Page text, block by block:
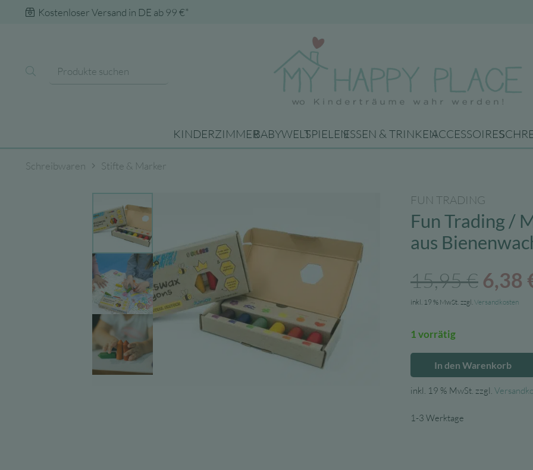
Kostenloser Versand in DE ab 99 €*
KINDERZIMMERBABYWELTSPIELENESSEN & TRINKENACCESSOIRES
Schreibwaren Stifte & Marker
FUN TRADING
Fun Trading /
aus
15,95€
Preis
15,95
6,38
inkl. 19 % MwSt. zzgl. Versandkosten
1 vorrätig
Trading
Medenka
In den Warenkorb
inkl. 19 % MwSt. zzgl.
1-3 Werktage